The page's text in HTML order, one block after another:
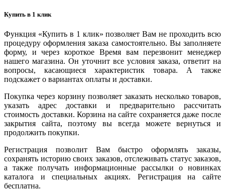
Купить в 1 клик
Функция «Купить в 1 клик» позволяет Вам не проходить всю
процедуру оформления заказа самостоятельно. Вы заполняете
форму, и через короткое Время вам перезвонит менеджер
нашего магазина. Он уточнит все условия заказа, ответит на
вопросы, касающиеся характеристик товара. А также
подскажет о вариантах оплаты и доставки.
Покупка через корзину позволяет заказать несколько товаров,
указать адрес доставки и предварительно рассчитать
стоимость доставки. Корзина на сайте сохраняется даже после
закрытия сайта, поэтому вы всегда можете вернуться и
продолжить покупки.
Регистрация позволит Вам быстро оформлять заказы,
сохранять историю своих заказов, отслеживать статус заказов,
а также получать информационные рассылки о новинках
каталога и специальных акциях. Регистрация на сайте
бесплатна.